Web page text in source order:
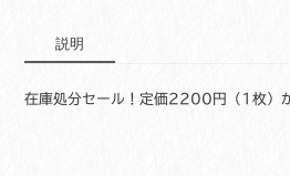
Ag+XIELD
ウ
説明
在庫処分セール！定価2200円（1枚）